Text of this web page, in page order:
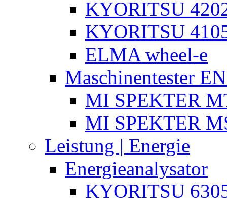
KYORITSU
KYORITSU
ELMA wheel-e
Maschinentester
MI SPEKTER
MI SPEKTER
Leistung | Energie
Energieanalysator
KYORITSU